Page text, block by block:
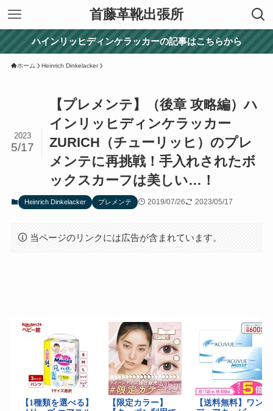
首藤革靴出張所
ハインリッヒディンケラッカーの記事はこちらから
ホーム Heinrich Dinkelacker
【プレメンテ】（後章 攻略編）ハ
インリッヒディンケラッカー
ZURICH（チューリッヒ）のプレ
メンテに再挑戦！手入れされたボ
ックスカーフは美しい…！
2023
5/17
Heinrich Dinkelacker プレメンテ 2019/07/26 2023/05/17
当ページのリンクには広告が含まれています。